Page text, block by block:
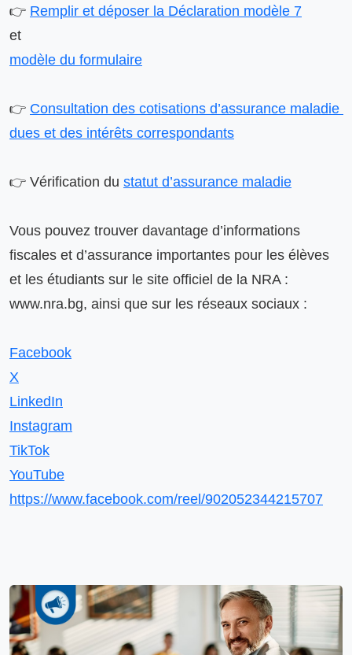
👉 Remplir et déposer la Déclaration modèle 7
modèle du formulaire
👉 Consultation des cotisations d’assurance maladie
dues et des intérêts correspondants
👉 Vérification du statut d’assurance maladie
Vous pouvez trouver davantage d’informations
fiscales et d’assurance importantes pour les élèves
et les étudiants sur le site officiel de la NRA :
www.nra.bg, ainsi que sur les réseaux sociaux :
Facebook
X
LinkedIn
Instagram
TikTok
YouTube
https://www.facebook.com/reel/902052344215707